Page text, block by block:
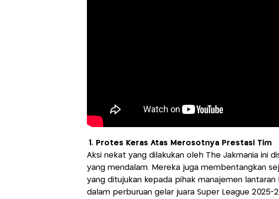
1. Protes Keras Atas Merosotnya Prestasi Tim
Aksi nekat yang dilakukan oleh The Jakmania ini
yang mendalam. Mereka juga membentangkan
yang ditujukan kepada pihak manajemen
dalam perburuan gelar juara Super League 2025-